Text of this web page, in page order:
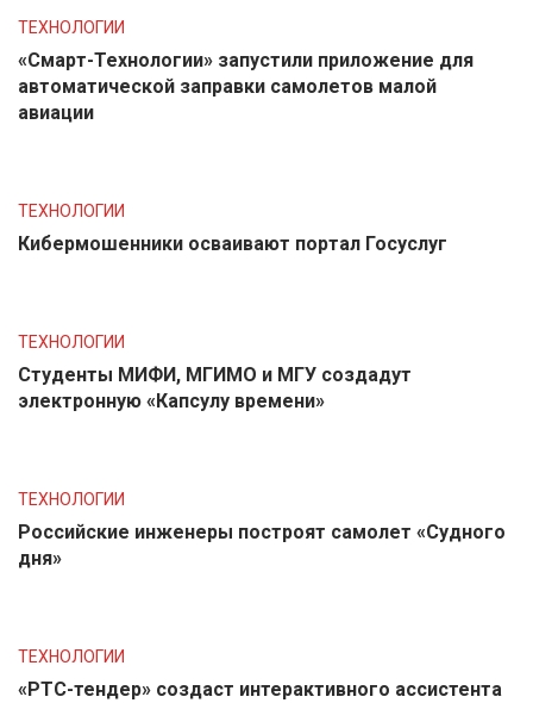
ТЕХНОЛОГИИ
«Смарт-Технологии» запустили приложение для
автоматической заправки самолетов малой
авиации
ТЕХНОЛОГИИ
Кибермошенники осваивают портал Госуслуг
ТЕХНОЛОГИИ
Студенты МИФИ, МГИМО и МГУ создадут
электронную «Капсулу времени»
ТЕХНОЛОГИИ
Российские инженеры построят самолет «Судного
дня»
ТЕХНОЛОГИИ
«РТС-тендер» создаст интерактивного ассистента